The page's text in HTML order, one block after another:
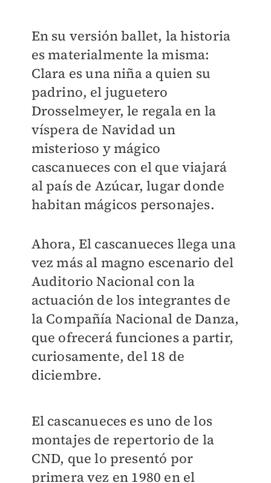
En su versión ballet, la historia
es materialmente la misma:
Clara es una niña a quien su
padrino, el juguetero
Drosselmeyer, le regala en la
víspera de Navidad un
misterioso y mágico
cascanueces con el que viajará
al país de Azúcar, lugar donde
habitan mágicos personajes.
Ahora, El cascanueces llega una
vez más al magno escenario del
Auditorio Nacional con la
actuación de los integrantes de
la Compañía Nacional de Danza,
que ofrecerá funciones a partir,
curiosamente, del 18 de
diciembre.
El cascanueces es uno de los
montajes de repertorio de la
CND, que lo presentó por
primera vez en 1980 en el